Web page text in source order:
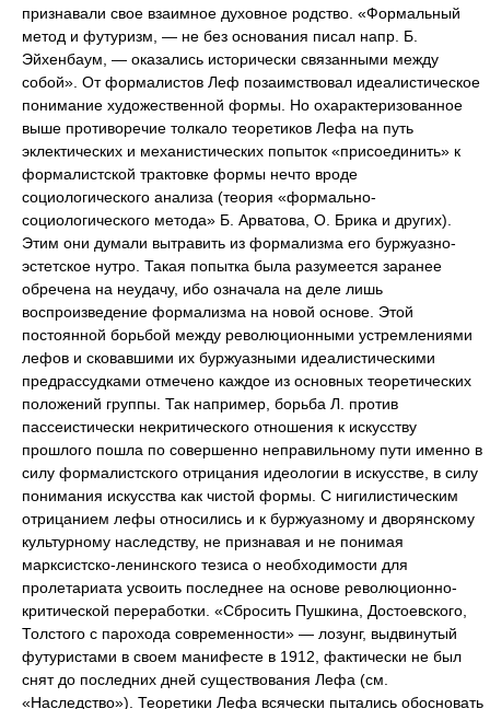
признавали свое взаимное духовное родство. «Формальный
метод и футуризм, — не без основания писал напр. Б.
Эйхенбаум, — оказались исторически связанными между
собой». От формалистов Леф позаимствовал идеалистическое
понимание художественной формы. Но охарактеризованное
выше противоречие толкало теоретиков Лефа на путь
эклектических и механистических попыток «присоединить» к
формалистской трактовке формы нечто вроде
социологического анализа (теория «формально-
социологического метода» Б. Арватова, О. Брика и других).
Этим они думали вытравить из формализма его буржуазно-
эстетское нутро. Такая попытка была разумеется заранее
обречена на неудачу, ибо означала на деле лишь
воспроизведение формализма на новой основе. Этой
постоянной борьбой между революционными устремлениями
лефов и сковавшими их буржуазными идеалистическими
предрассудками отмечено каждое из основных теоретических
положений группы. Так например, борьба Л. против
пассеистически некритического отношения к искусству
прошлого пошла по совершенно неправильному пути именно в
силу формалистского отрицания идеологии в искусстве, в силу
понимания искусства как чистой формы. С нигилистическим
отрицанием лефы относились и к буржуазному и дворянскому
культурному наследству, не признавая и не понимая
марксистско-ленинского тезиса о необходимости для
пролетариата усвоить последнее на основе революционно-
критической переработки. «Сбросить Пушкина, Достоевского,
Толстого с парохода современности» — лозунг, выдвинутый
футуристами в своем манифесте в 1912, фактически не был
снят до последних дней существования Лефа (см.
«Наследство»). Теоретики Лефа всячески пытались обосновать